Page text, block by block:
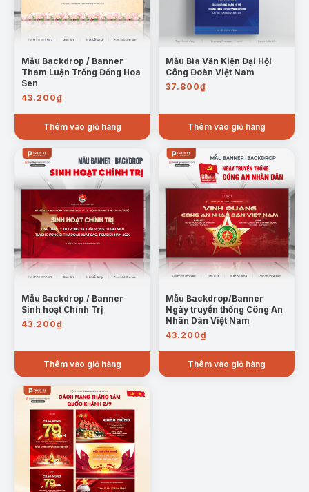
Mẫu Backdrop / Banner
Tham Luận Trống Đồng Hoa
Sen
43.200₫
Thêm vào giỏ hàng
Mẫu Bìa Văn Kiện Đại Hội
Công Đoàn Việt Nam
37.800₫
Thêm vào giỏ hàng
Mẫu Backdrop / Banner
Sinh hoạt Chính Trị
43.200₫
Thêm vào giỏ hàng
Mẫu Backdrop/Banner
Ngày truyền thống Công An
Nhân Dân Việt Nam
43.200₫
Thêm vào giỏ hàng